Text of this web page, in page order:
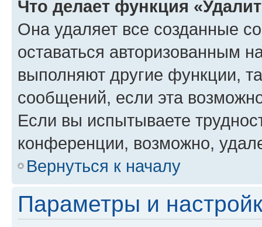
Что делает функция
Она удаляет все созданные
оставаться авторизованным
выполняют другие функции,
сообщений, если эта
Если вы испытываете
конференции, возможно,
Вернуться к началу
Параметры и